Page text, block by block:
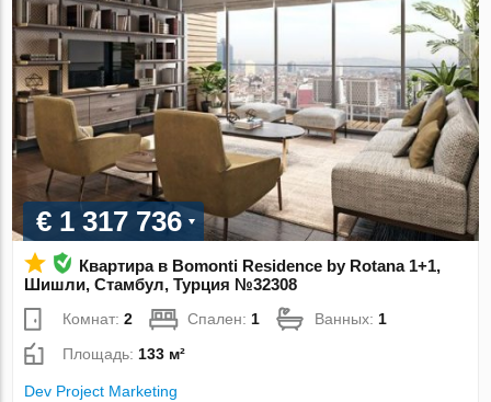
€ 1 317 736
Квартира в Bomonti Residence by Rotana 1+1,
Шишли, Стамбул, Турция №32308
Комнат:2 Спален: 1 Ванных: 1
Площадь: 133 м²
Dev Project Marketing